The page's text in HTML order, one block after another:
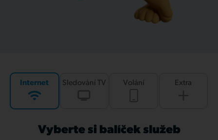
Internet Sledování TV Volání Extra
Vyberte si balíček služeb